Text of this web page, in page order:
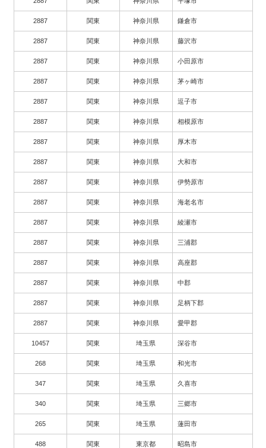
2887 関東 神奈川県 鎌倉市
2887 関東 神奈川県 藤沢市
2887 関東 神奈川県 小田原市
2887 関東 神奈川県 茅ヶ崎市
2887 関東 神奈川県 逗子市
2887 関東 神奈川県 相模原市
2887 関東 神奈川県 厚木市
2887 関東 神奈川県 大和市
2887 関東 神奈川県 伊勢原市
2887 関東 神奈川県 海老名市
2887 関東 神奈川県 綾瀬市
2887 関東 神奈川県 三浦郡
2887 関東 神奈川県 高座郡
2887 関東 神奈川県 中郡
2887 関東 神奈川県 足柄下郡
2887 関東 神奈川県 愛甲郡
10457 関東 埼玉県 深谷市
268 関東 埼玉県 和光市
347 関東 埼玉県 久喜市
340 関東 埼玉県 三郷市
265 関東 埼玉県 蓮田市
488 関東 東京都 昭島市